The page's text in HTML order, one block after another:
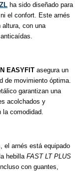
ha sido diseñado para
el confort. Este arnés
altura, con una
EASYFIT asegura un
de movimiento óptima.
garantizan una
acolchados y
la comodidad.
el arnés está equipado
hebilla FAST LT PLUS
con guantes,